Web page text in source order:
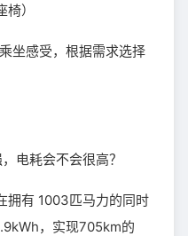
）
坐感受，根据需求选择
电耗会不会很高？
拥有 1003匹马力的同时
，实现705km的